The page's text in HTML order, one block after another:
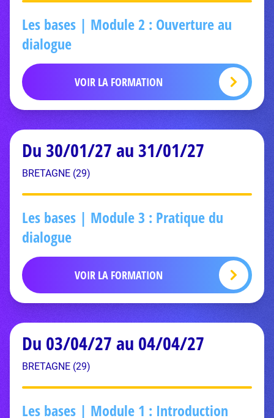
Les bases | Module 2 : Ouverture au
dialogue
VOIR LA FORMATION
Du 30/01/27 au 31/01/27
BRETAGNE (29)
Les bases | Module 3 : Pratique du
dialogue
VOIR LA FORMATION
Du 03/04/27 au 04/04/27
BRETAGNE (29)
Les bases | Module 1 : Introduction